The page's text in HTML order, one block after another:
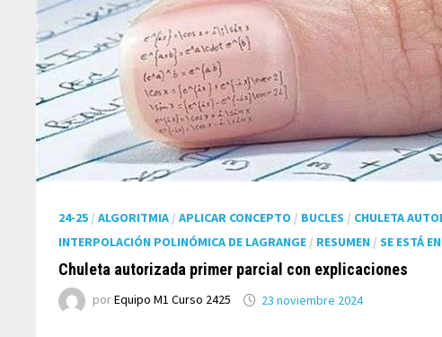
24-25 /ALGORITMIA /APLICAR CONCEPTO / BUCLES / CHULETA
INTERPOLACIÓN POLINÓMICA DE LAGRANGE / RESUMEN /SE ESTÁ
Chuleta autorizada primer parcial con explicaciones
porEquipo M1 Curso 2425 23 noviembre 2024